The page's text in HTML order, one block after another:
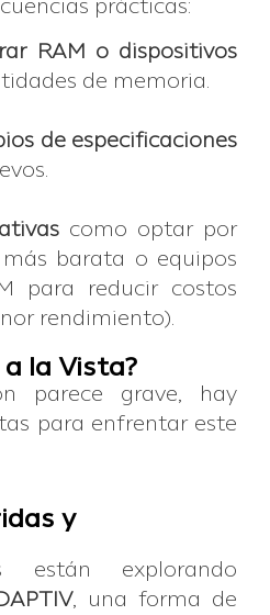
prácticas:
RAM o dispositivos
de memoria.
de especificaciones
como optar por
barata o equipos
para reducir costos
rendimiento).
la Vista?
parece grave, hay
para enfrentar este
y
están explorando
, una forma de